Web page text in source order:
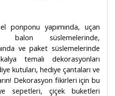
ponponu yapımında, uçan
balon süslemelerinde,
ve paket süslemelerinde
temalı dekorasyonları
kutuları, hediye çantaları ve
Dekorasyon fikirleri için bu
sepetleri, çiçek buketleri